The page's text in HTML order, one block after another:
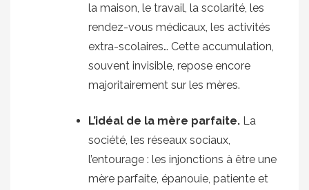
la maison, le travail, la scolarité, les
rendez-vous médicaux, les activités
extra-scolaires… Cette accumulation,
souvent invisible, repose encore
majoritairement sur les mères.
L’idéal de la mère parfaite. La
société, les réseaux sociaux,
l’entourage : les injonctions à être une
mère parfaite, épanouie, patiente et